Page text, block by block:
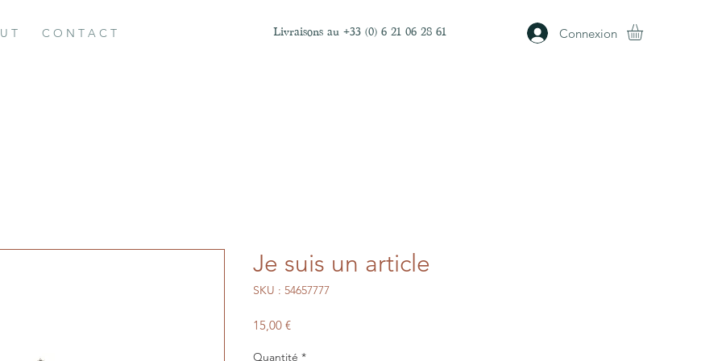
T C O N T A C T Livraisons au +33 (0) 6 21 06 28 61 Connexion
Je suis un article
SKU : 54657777
15,00 €Prix
Quantité *